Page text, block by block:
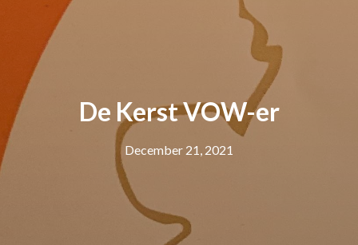
De Kerst VOW-er
December 21, 2021